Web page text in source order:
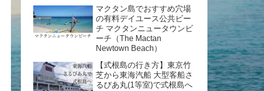
マクタン島でおすすめ穴場
の有料デイユース公共ビー
チ マクタンニュータウンビ
ーチ（The Mactan
Newtown Beach）
【式根島の行き方】東京竹
芝から東海汽船 大型客船さ
るびあ丸(1等室)で式根島へ